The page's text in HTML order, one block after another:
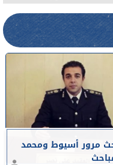
مرور أسيوط ومحمد